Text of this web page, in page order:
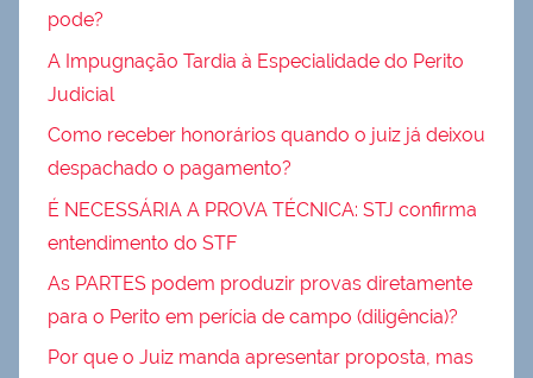
pode?
A Impugnação Tardia à Especialidade do Perito
Judicial
Como receber honorários quando o juiz já deixou
despachado o pagamento?
É NECESSÁRIA A PROVA TÉCNICA: STJ confirma
entendimento do STF
As PARTES podem produzir provas diretamente
para o Perito em perícia de campo (diligência)?
Por que o Juiz manda apresentar proposta, mas